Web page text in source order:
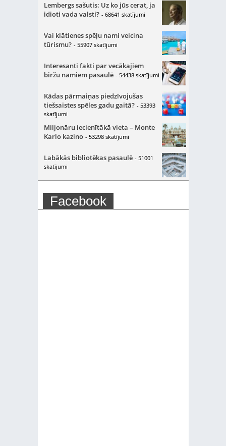
Lembergs sašutis: Uz ko jūs cerat, ja
idioti vada valsti? - 68641 skatījumi
Vai klātienes spēļu nami veicina
tūrismu? - 55907 skatījumi
Interesanti fakti par vecākajiem
biržu namiem pasaulē - 54438 skatījumi
Kādas pārmaiņas piedzīvojušas
tiešsaistes spēles gadu gaitā? - 53393
skatījumi
Miljonāru iecienītākā vieta – Monte
Karlo kazino - 53298 skatījumi
Labākās bibliotēkas pasaulē - 51001
skatījumi
Facebook